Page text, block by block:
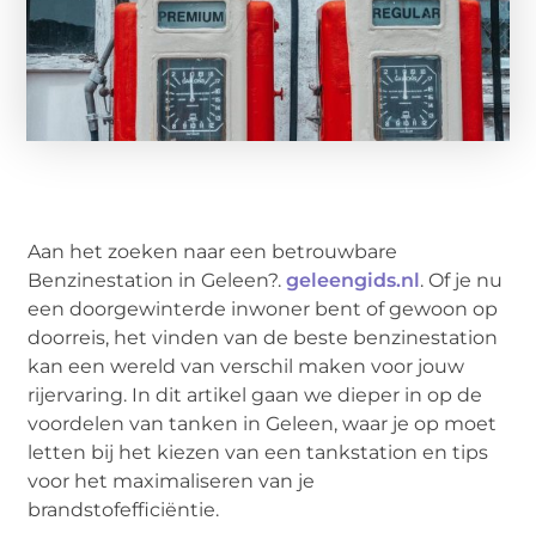
Aan het zoeken naar een betrouwbare
Benzinestation in Geleen?.geleengids.nl. Of je nu
een doorgewinterde inwoner bent of gewoon op
doorreis, het vinden van de beste benzinestation
kan een wereld van verschil maken voor jouw
rijervaring. In dit artikel gaan we dieper in op de
voordelen van tanken in Geleen, waar je op moet
letten bij het kiezen van een tankstation en tips
voor het maximaliseren van je
brandstofefficiëntie.